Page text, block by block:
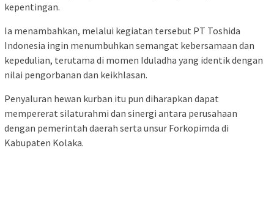
kepentingan.
Ia menambahkan, melalui kegiatan tersebut PT Toshida
Indonesia ingin menumbuhkan semangat kebersamaan dan
kepedulian, terutama di momen Iduladha yang identik dengan
nilai pengorbanan dan keikhlasan.
Penyaluran hewan kurban itu pun diharapkan dapat
mempererat silaturahmi dan sinergi antara perusahaan
dengan pemerintah daerah serta unsur Forkopimda di
Kabupaten Kolaka.